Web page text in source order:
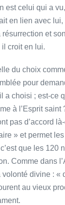
est celui qui a
en lien avec lui,
résurrection et
croit en lui.
du choix
pour
a choisi ; est-ce
à l’Esprit saint
pas d’accord
» et permet
que les 120
Comme dans
volonté divine : «
au vieux